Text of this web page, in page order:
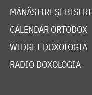
MĂNĂSTIRI ȘI
CALENDAR ORTODOX
WIDGET DOXOLOGIA
RADIO DOXOLOGIA